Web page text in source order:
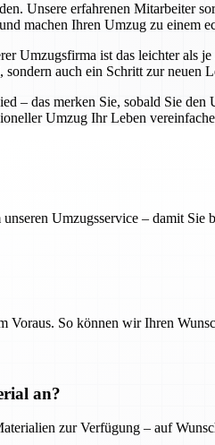
Unsere erfahrenen Mitarbeiter
machen Ihren Umzug zu einem
Umzugsfirma ist das leichter
auch ein Schritt zur neuen
– das merken Sie, sobald Sie
Umzug Ihr Leben
Umzugsservice – damit Sie
So können wir Ihren
an?
zur Verfügung – auf